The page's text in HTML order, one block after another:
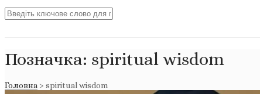
Позначка: spiritual wisdom
Головна > spiritual wisdom